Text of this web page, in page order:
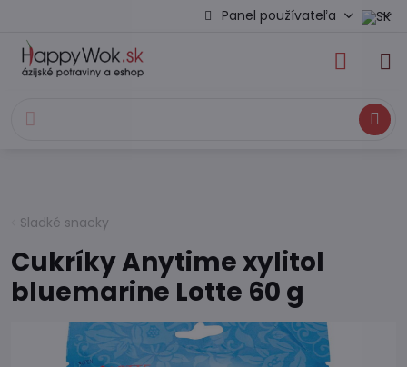
Panel používateľa
Hľadať
Sladké snacky
Cukríky Anytime xylitol
bluemarine Lotte 60 g